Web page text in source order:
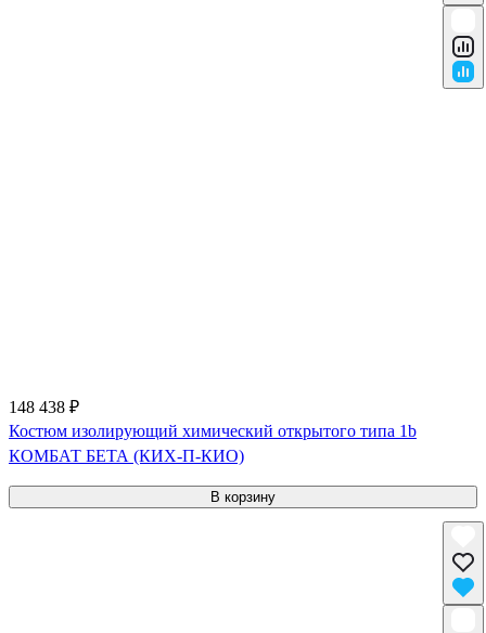
148 438 ₽
Костюм изолирующий химический открытого типа 1b
КОМБАТ БЕТА (КИХ-П-КИО)
В корзину